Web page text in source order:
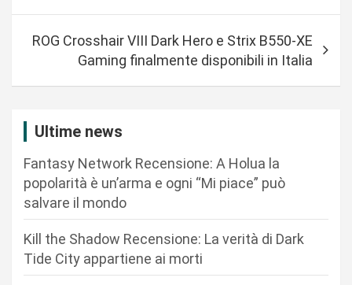
ROG Crosshair VIII Dark Hero e Strix B550-XE
Gaming finalmente disponibili in Italia
Ultime news
Fantasy Network Recensione: A Holua la
popolarità è un’arma e ogni “Mi piace” può
salvare il mondo
Kill the Shadow Recensione: La verità di Dark
Tide City appartiene ai morti